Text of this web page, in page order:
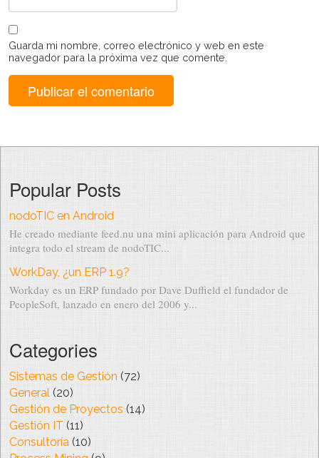
Guarda mi nombre, correo electrónico y web en este
navegador para la próxima vez que comente.
Popular Posts
nodoTIC en Android
He creado mediante feed.nu una mini aplicación para Android que
integra todo el stream de nodoTIC...
WorkDay, ¿un ERP 1.9?
Workday es un ERP fundado por Dave Duffield el fundador de
PeopleSoft, lanzado en enero del 2006 y...
Categories
Sistemas de Gestión (72)
General(20)
Gestión de Proyectos (14)
Gestión IT (11)
Consultoría(10)